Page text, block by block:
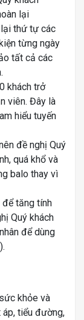
lại
thứ tự các
từng ngày
tất cả các
khách trở
viên. Đây là
hiểu tuyến
đề nghị Quý
quá khổ và
balo thay vì
tăng tính
Quý khách
để dùng
khỏe và
áp, tiểu đường,